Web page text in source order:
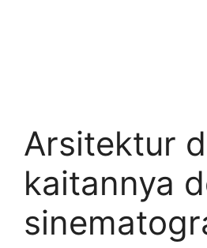
Arsitektur
kaitannya